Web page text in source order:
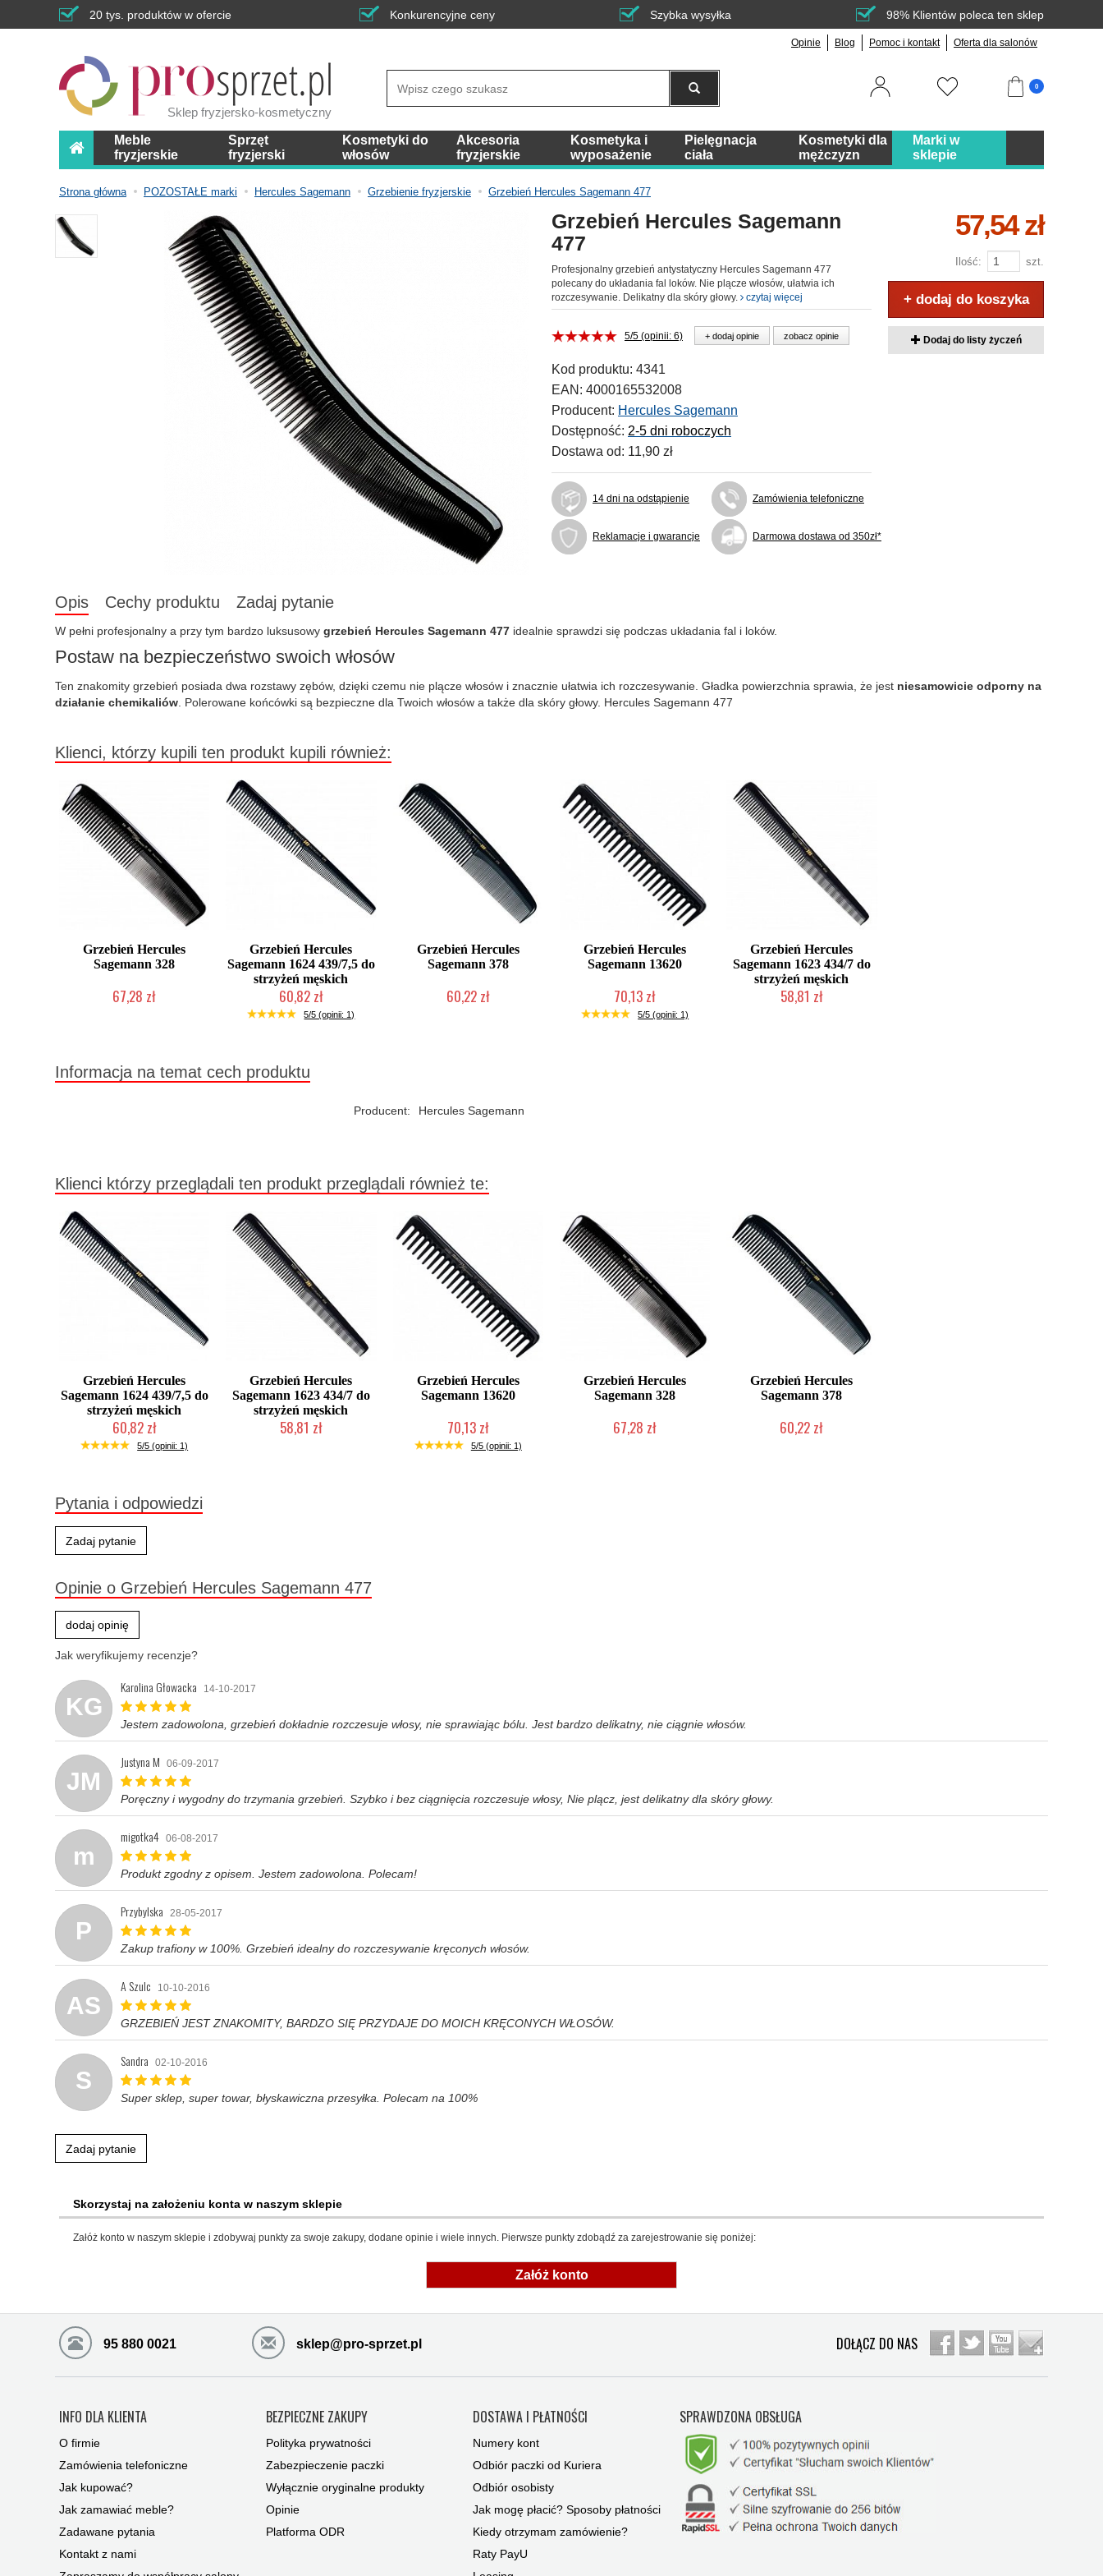
20 tys. produktów w ofercie Konkurencyjne ceny Szybka wysyłka 98% Klientów poleca ten sklep
Opinie Blog Pomoc i kontakt Oferta dla salonów
Sklep fryzjersko-kosmetyczny
0
Meble
fryzjerskie
Sprzęt
fryzjerski
Kosmetyki do
włosów
Akcesoria
fryzjerskie
Kosmetyka i
wyposażenie
Pielęgnacja
ciała
Kosmetyki dla
mężczyzn
Marki w
sklepie
Strona główna POZOSTAŁE marki Hercules Sagemann Grzebienie fryzjerskie Grzebień Hercules Sagemann 477
Grzebień Hercules Sagemann
477
Profesjonalny grzebień antystatyczny Hercules Sagemann 477
polecany do układania fal loków. Nie plącze włosów, ułatwia ich
rozczesywanie. Delikatny dla skóry głowy.
czytaj więcej
5/5 (opinii: 6) + dodaj opinie zobacz opinie
Kod produktu: 4341
EAN: 4000165532008
Producent: Hercules Sagemann
Dostępność: 2-5 dni roboczych
Dostawa od: 11,90 zł
14 dni na odstąpienie Zamówienia telefoniczne
Reklamacje i gwarancje Darmowa dostawa od 350zł*
57,54 zł
Ilość: szt.
+ dodaj do koszyka
Dodaj do listy życzeń
Opis Cechy produktu Zadaj pytanie
W pełni profesjonalny a przy tym bardzo luksusowy grzebień Hercules Sagemann 477 idealnie sprawdzi się podczas układania fal i loków.
Postaw na bezpieczeństwo swoich włosów
Ten znakomity grzebień posiada dwa rozstawy zębów, dzięki czemu nie plącze włosów i znacznie ułatwia ich rozczesywanie. Gładka powierzchnia sprawia, że jest niesamowicie odporny na
działanie chemikaliów . Polerowane końcówki są bezpieczne dla Twoich włosów a także dla skóry głowy. Hercules Sagemann 477
Klienci, którzy kupili ten produkt kupili również:
Grzebień Hercules
Sagemann 328
67,28 zł
Grzebień Hercules
Sagemann 1624 439/7,5 do
strzyżeń męskich
60,82 zł
Duża ilość (wysyłka w 24h)
5/5 (opinii: 1)
Grzebień Hercules
Sagemann 378
60,22 zł
Grzebień Hercules
Sagemann 13620
70,13 zł
Duża ilość (wysyłka w 24h)
5/5 (opinii: 1)
Grzebień Hercules
Sagemann 1623 434/7 do
strzyżeń męskich
58,81 zł
Informacja na temat cech produktu
Producent: Hercules Sagemann
Klienci którzy przeglądali ten produkt przeglądali również te:
Grzebień Hercules
Sagemann 1624 439/7,5 do
strzyżeń męskich
60,82 zł
Duża ilość (wysyłka w 24h)
5/5 (opinii: 1)
Grzebień Hercules
Sagemann 1623 434/7 do
strzyżeń męskich
58,81 zł
Grzebień Hercules
Sagemann 13620
70,13 zł
Duża ilość (wysyłka w 24h)
5/5 (opinii: 1)
Grzebień Hercules
Sagemann 328
67,28 zł
Grzebień Hercules
Sagemann 378
60,22 zł
Pytania i odpowiedzi
Zadaj pytanie
Opinie o Grzebień Hercules Sagemann 477
dodaj opinię
Jak weryfikujemy recenzje?
KG
Karolina Głowacka 14-10-2017
Jestem zadowolona, grzebień dokładnie rozczesuje włosy, nie sprawiając bólu. Jest bardzo delikatny, nie ciągnie włosów.
JM
Justyna M 06-09-2017
Poręczny i wygodny do trzymania grzebień. Szybko i bez ciągnięcia rozczesuje włosy, Nie plącz, jest delikatny dla skóry głowy.
m
migotka4 06-08-2017
Produkt zgodny z opisem. Jestem zadowolona. Polecam!
P
Przybylska 28-05-2017
Zakup trafiony w 100%. Grzebień idealny do rozczesywanie kręconych włosów.
AS
A Szulc 10-10-2016
GRZEBIEŃ JEST ZNAKOMITY, BARDZO SIĘ PRZYDAJE DO MOICH KRĘCONYCH WŁOSÓW.
S
Sandra 02-10-2016
Super sklep, super towar, błyskawiczna przesyłka. Polecam na 100%
Zadaj pytanie
Skorzystaj na założeniu konta w naszym sklepie
Załóż konto w naszym sklepie i zdobywaj punkty za swoje zakupy, dodane opinie i wiele innych. Pierwsze punkty zdobądź za zarejestrowanie się poniżej:
Załóż konto
95 880 0021 sklep@pro-sprzet.pl DOŁĄCZ DO NAS
INFO DLA KLIENTA
O firmie
Zamówienia telefoniczne
Jak kupować?
Jak zamawiać meble?
Zadawane pytania
Kontakt z nami
BEZPIECZNE ZAKUPY
Polityka prywatności
Zabezpieczenie paczki
Wyłącznie oryginalne produkty
Opinie
Platforma ODR
DOSTAWA I PŁATNOŚCI
Numery kont
Odbiór paczki od Kuriera
Odbiór osobisty
Jak mogę płacić? Sposoby płatności
Kiedy otrzymam zamówienie?
Raty PayU
SPRAWDZONA OBSŁUGA